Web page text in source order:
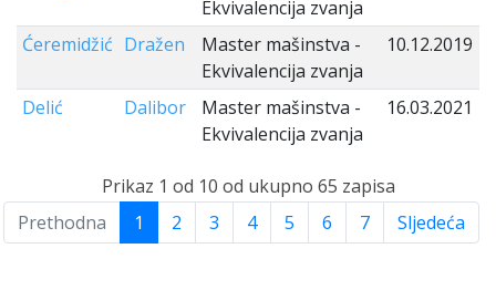
Ekvivalencija zvanja
Ćeremidžić Dražen
Master mašinstva -
Ekvivalencija zvanja
10.12.2019
Delić Dalibor
Master mašinstva -
Ekvivalencija zvanja
16.03.2021
Prikaz 1 od 10 od ukupno 65 zapisa
Prethodna
1 2 3 4 5 6 7 Sljedeća